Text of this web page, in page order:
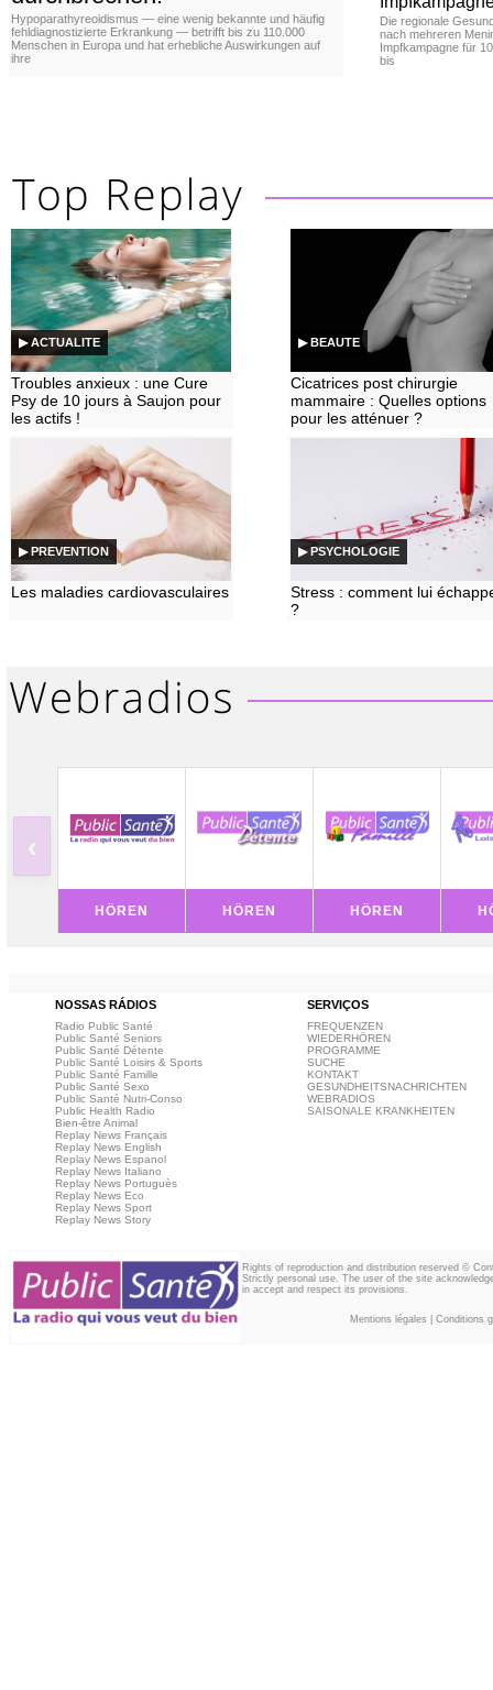
Hypoparathyreoidismus — eine wenig bekannte und häufig
fehldiagnostizierte Erkrankung — betrifft bis zu 110.000
Menschen in Europa und hat erhebliche Auswirkungen auf
ihre
Die regionale
nach mehreren
Impfkampagne für
bis
▶ ACTUALITE
Troubles anxieux : une Cure
Psy de 10 jours à Saujon pour
les actifs !
▶ BEAUTE
Cicatrices post chirurgie
mammaire : Quelles options
pour les atténuer ?
▶ PREVENTION
Les maladies cardiovasculaires
▶ PSYCHOLOGIE
Stress : comment lui
?
‹
HÖREN HÖREN HÖREN
NOSSAS RÁDIOS SERVIÇOS
Radio Public Santé
Public Santé Seniors
Public Santé Détente
Public Santé Loisirs & Sports
Public Santé Famille
Public Santé Sexo
Public Santé Nutri-Conso
Public Health Radio
Bien-être Animal
Replay News Français
Replay News English
Replay News Espanol
Replay News Italiano
Replay News Portuguès
Replay News Eco
Replay News Sport
Replay News Story
FREQUENZEN
WIEDERHÖREN
PROGRAMME
SUCHE
KONTAKT
GESUNDHEITSNACHRICHTEN
WEBRADIOS
SAISONALE KRANKHEITEN
Rights of reproduction and distribution reserved ©
Strictly personal use. The user of the site
in accept and respect its provisions.
Mentions légales Conditions